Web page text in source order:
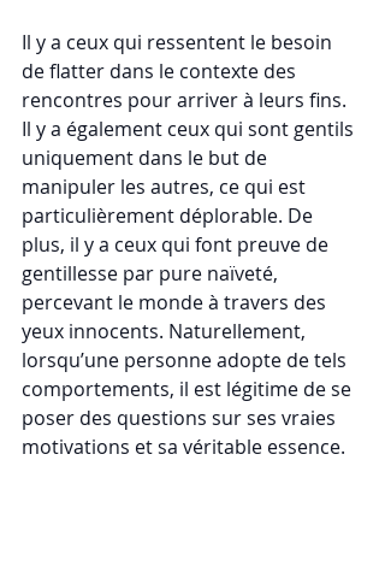
Il y a ceux qui ressentent le besoin
de flatter dans le contexte des
rencontres pour arriver à leurs fins.
Il y a également ceux qui sont gentils
uniquement dans le but de
manipuler les autres, ce qui est
particulièrement déplorable. De
plus, il y a ceux qui font preuve de
gentillesse par pure naïveté,
percevant le monde à travers des
yeux innocents. Naturellement,
lorsqu’une personne adopte de tels
comportements, il est légitime de se
poser des questions sur ses vraies
motivations et sa véritable essence.